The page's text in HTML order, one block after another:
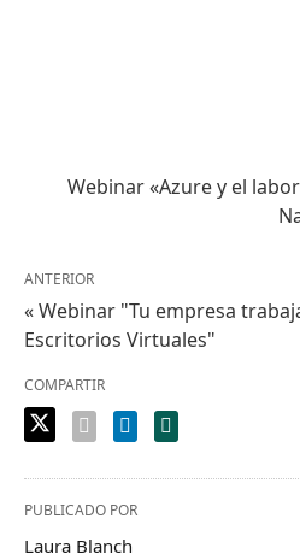
Webinar «Azure y el
ANTERIOR
« Webinar "Tu empresa
Escritorios Virtuales"
COMPARTIR
PUBLICADO POR
Laura Blanch